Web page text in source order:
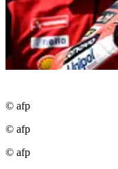
© afp
© afp
© afp